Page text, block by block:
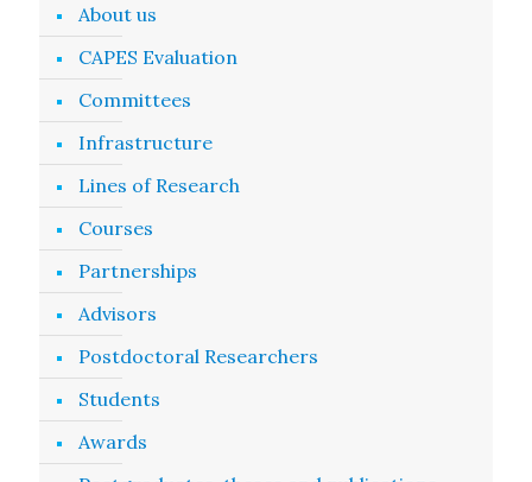
About us
CAPES Evaluation
Committees
Infrastructure
Lines of Research
Courses
Partnerships
Advisors
Postdoctoral Researchers
Students
Awards